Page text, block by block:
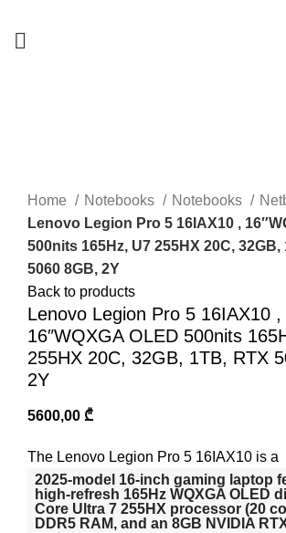
Home
Notebooks Notebooks
Lenovo Legion Pro 5 16IAX10 ,
500nits 165Hz, U7 255HX 20C, 32GB,
5060 8GB, 2Y
Back to products
Lenovo Legion Pro 5 16IAX10 ,
16″WQXGA OLED 500nits
255HX 20C, 32GB, 1TB, RTX
2Y
5600,00 ₾
The Lenovo Legion Pro 5 16IAX10 is a
2025-model 16-inch gaming laptop
high-refresh 165Hz WQXGA OLED
Core Ultra 7 255HX processor (20
DDR5 RAM, and an 8GB NVIDIA